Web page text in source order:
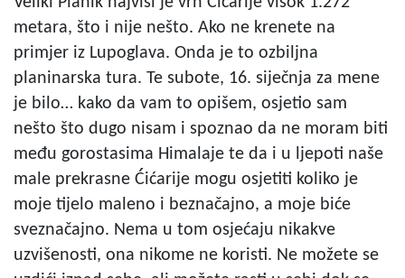
metara, što i nije nešto. Ako ne krenete na
primjer iz Lupoglava. Onda je to ozbiljna
planinarska tura. Te subote, 16. siječnja za mene
je bilo… kako da vam to opišem, osjetio sam
nešto što dugo nisam i spoznao da ne moram biti
među gorostasima Himalaje te da i u ljepoti naše
male prekrasne Ćićarije mogu osjetiti koliko je
moje tijelo maleno i beznačajno, a moje biće
sveznačajno. Nema u tom osjećaju nikakve
uzvišenosti, ona nikome ne koristi. Ne možete se